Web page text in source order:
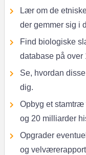
Lær om de
der gemmer sig i
Find biologiske
database på over
Se, hvordan
dig.
Opbyg et
og 20 milliarder
Opgrader
og